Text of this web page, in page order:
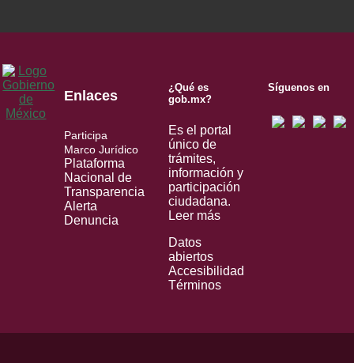
Enlaces
Participa
Marco Jurídico
Plataforma
Nacional de
Transparencia
Alerta
Denuncia
¿Qué es
gob.mx?
Es el portal
único de
trámites,
información y
participación
ciudadana.
Leer más
Datos
abiertos
Accesibilidad
Términos
Síguenos en